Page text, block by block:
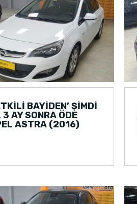
BAYİDEN’ ŞİMDİ
3 AY SONRA ÖDE
ASTRA (2016)